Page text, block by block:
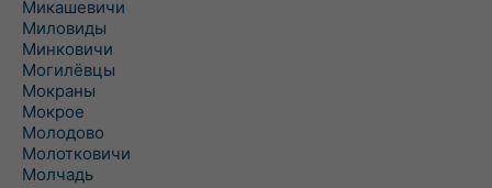
Микашевичи
Миловиды
Минковичи
Могилёвцы
Мокраны
Мокрое
Молодово
Молотковичи
Молчадь